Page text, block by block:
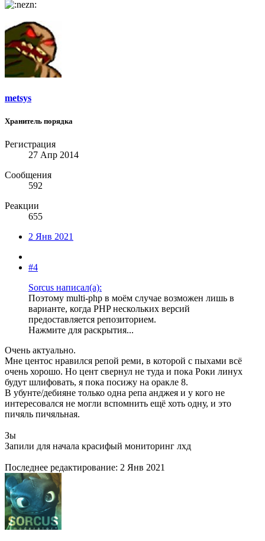
metsys
Хранитель порядка
Регистрация
27 Апр 2014
Сообщения
592
Реакции
655
2 Янв 2021
#4
Sorcus написал(а):
Поэтому multi-php в моём случае возможен лишь в
варианте, когда PHP нескольких версий
предоставляется репозиторием.
Нажмите для раскрытия...
Очень актуально.
Мне центос нравился репой реми, в которой с пыхами всё
очень хорошо. Но цент свернул не туда и пока Роки линух
будут шлифовать, я пока посижу на оракле 8.
В убунте/дебияне только одна репа анджея и у кого не
интересовался не могли вспомнить ещё хоть одну, и это
пичяль пичяльная.
Зы
Запили для начала красифый мониторинг лхд
Последнее редактирование: 2 Янв 2021